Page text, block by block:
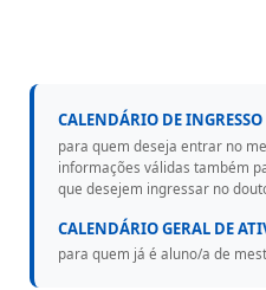
CALENDÁRIO DE INGRESSO
para quem deseja entrar no
informações válidas também
que desejem ingressar no
CALENDÁRIO GERAL DE
para quem já é aluno/a de